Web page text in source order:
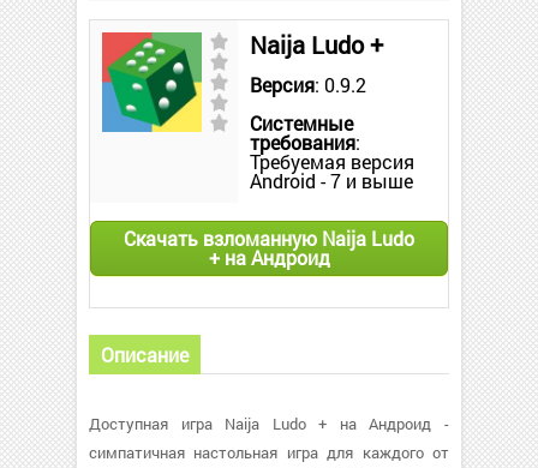
Naija Ludo +
Версия: 0.9.2
Системные
требования:
Требуемая версия
Android - 7 и выше
Скачать взломанную Naija Ludo
+ на Андроид
Описание
Доступная игра Naija Ludo + на Андроид -
симпатичная настольная игра для каждого от